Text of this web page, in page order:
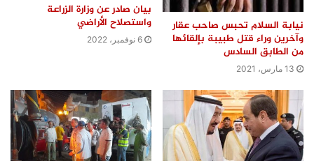
نيابة السلام تحبس صاحب عقار
وآخرين وراء قتل طبيبة بإلقائها
من الطابق السادس
13 مارس، 2021
بيان صادر عن وزارة الزراعة
واستصلاح الأراضي
6 نوفمبر، 2022